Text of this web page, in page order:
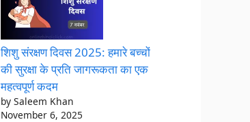
शिशु संरक्षण दिवस 2025: हमारे बच्चों
की सुरक्षा के प्रति जागरूकता का एक
महत्वपूर्ण कदम
by Saleem Khan
November 6, 2025